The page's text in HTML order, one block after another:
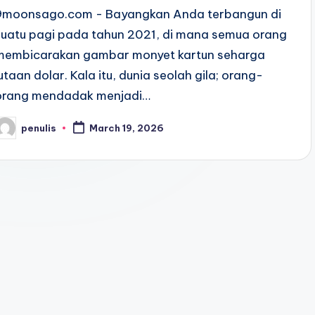
- Bayangkan Anda terbangun di
pagi pada tahun 2021, di mana semua orang
gambar monyet kartun seharga
dolar. Kala itu, dunia seolah gila; orang-
mendadak menjadi…
penulis March 19, 2026